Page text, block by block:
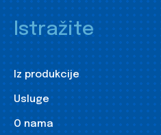
Istražite
Iz produkcije
Usluge
O nama